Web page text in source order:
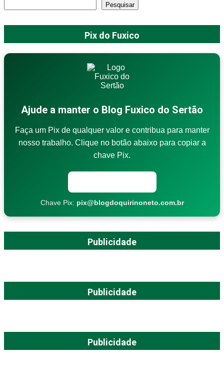
Pesquisar
Pix do Fuxico
Ajude a manter o Blog Fuxico do Sertão
Faça um Pix de qualquer valor e contribua para manter
nosso trabalho. Clique no botão abaixo para copiar a
chave Pix.
Chave Pix: pix@blogdoquirinoneto.com.br
Publicidade
Publicidade
Publicidade